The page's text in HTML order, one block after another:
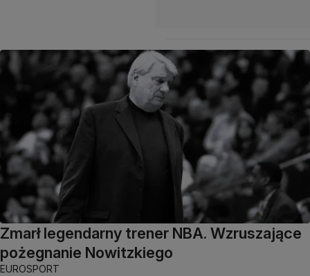
Zmarł legendarny trener NBA. Wzruszające
pożegnanie Nowitzkiego
EUROSPORT